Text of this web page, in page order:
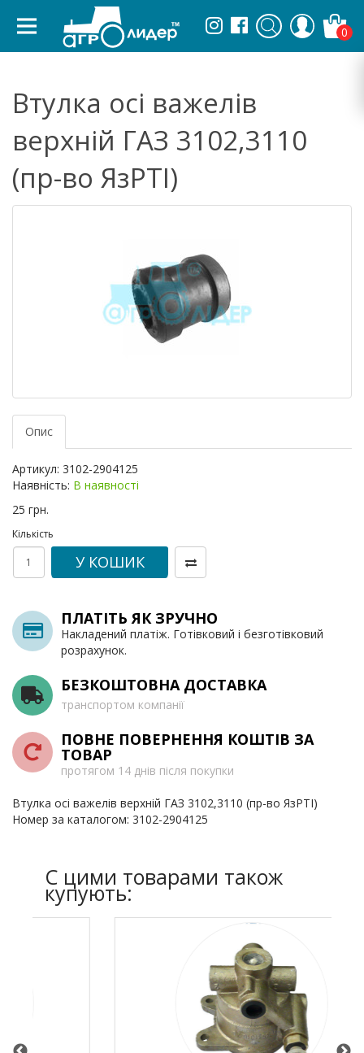
0
Втулка осі важелів
верхній ГАЗ 3102,3110
(пр-во ЯзРТІ)
Опис
Артикул: 3102-2904125
Наявність: В наявності
25 грн.
Кількість
У КОШИК
ПЛАТІТЬ ЯК ЗРУЧНО
Накладений платіж. Готівковий і безготівковий
розрахунок.
БЕЗКОШТОВНА ДОСТАВКА
транспортом компанії
ПОВНЕ ПОВЕРНЕННЯ КОШТІВ ЗА
ТОВАР
протягом 14 днів після покупки
Втулка осі важелів верхній ГАЗ 3102,3110 (пр-во ЯзРТІ)
Номер за каталогом: 3102-2904125
C цими товарами також
купують: